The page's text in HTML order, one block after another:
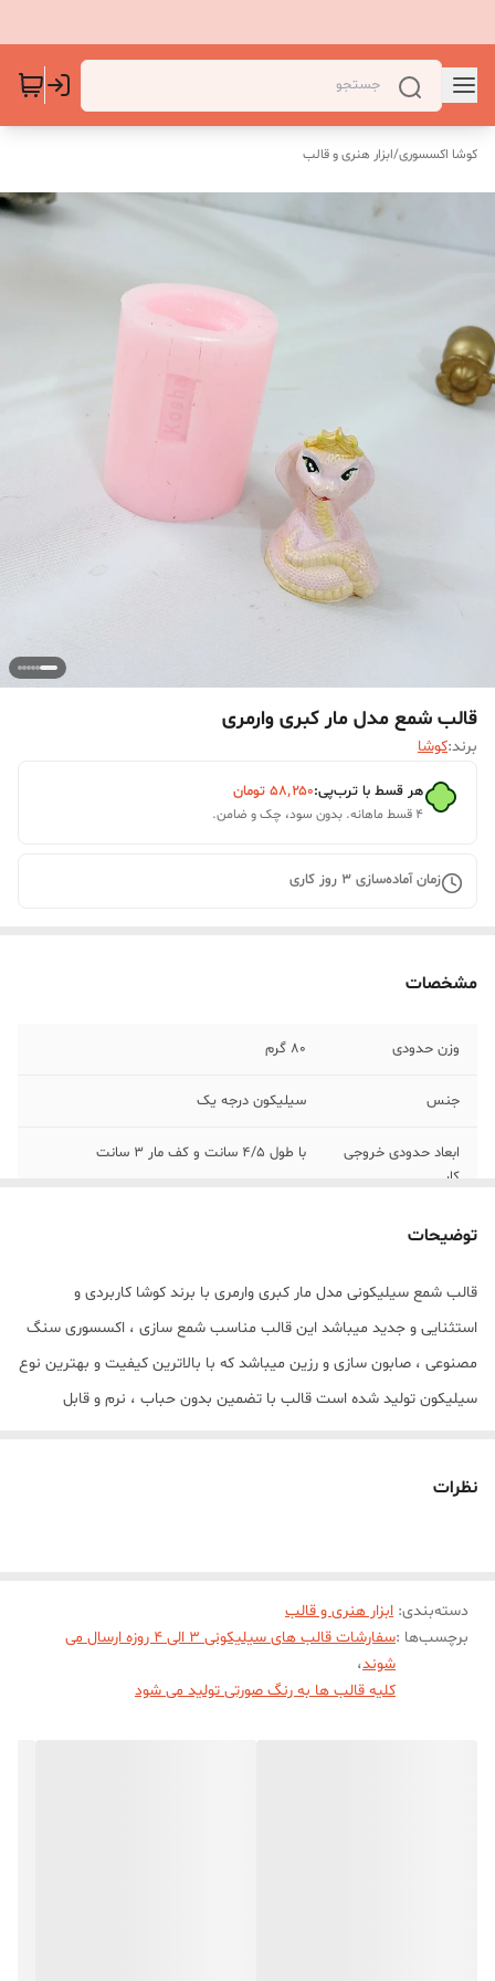
کوشا اکسسوری/ابزار هنری و قالب
قالب شمع مدل مار کبری وارمری
برند:کوشا
هر قسط با ترب‌پی:۵۸٬۲۵۰ تومان
۴ قسط ماهانه. بدون سود، چک و ضامن.
زمان آماده‌سازی 3 روز کاری
مشخصات
وزن حدودی 80 گرم
جنس سیلیکون درجه یک
ابعاد حدودی خروجی
کار
با طول 4/5 سانت و کف مار 3 سانت
توضیحات
قالب شمع سیلیکونی مدل مار کبری وارمری با برند کوشا کاربردی و
استثنایی و جدید میباشد این قالب مناسب شمع سازی ، اکسسوری سنگ
مصنوعی ، صابون سازی و رزین میباشد که با بالاترین کیفیت و بهترین نوع
سیلیکون تولید شده است قالب با تضمین بدون حباب ، نرم و قابل
نظرات
دسته‌بندی: ابزار هنری و قالب
برچسب‌ها :
سفارشات قالب های سیلیکونی 3 الی 4 روزه ارسال می
شوند،
کلیه قالب ها به رنگ صورتی تولید می شود